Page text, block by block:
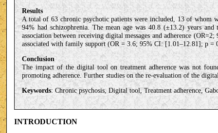
Results
A total of 63 chronic psychotic patients were included, 13 of whom
94% had schizophrenia. The mean age was 40.8 (±13.2) years
association between receiving digital messages and adherence
associated with family support (OR = 3.6; 95% CI: [1.01–12.81]; p =
Conclusion
The impact of the digital tool on treatment adherence was not
promoting adherence. Further studies on the re-evaluation of the
Keywords: Chronic psychosis, Digital tool, Treatment adherence,
INTRODUCTION